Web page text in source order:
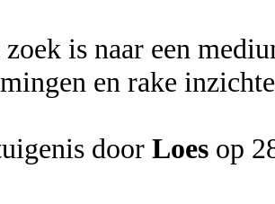
is naar een
en rake
door Loes op